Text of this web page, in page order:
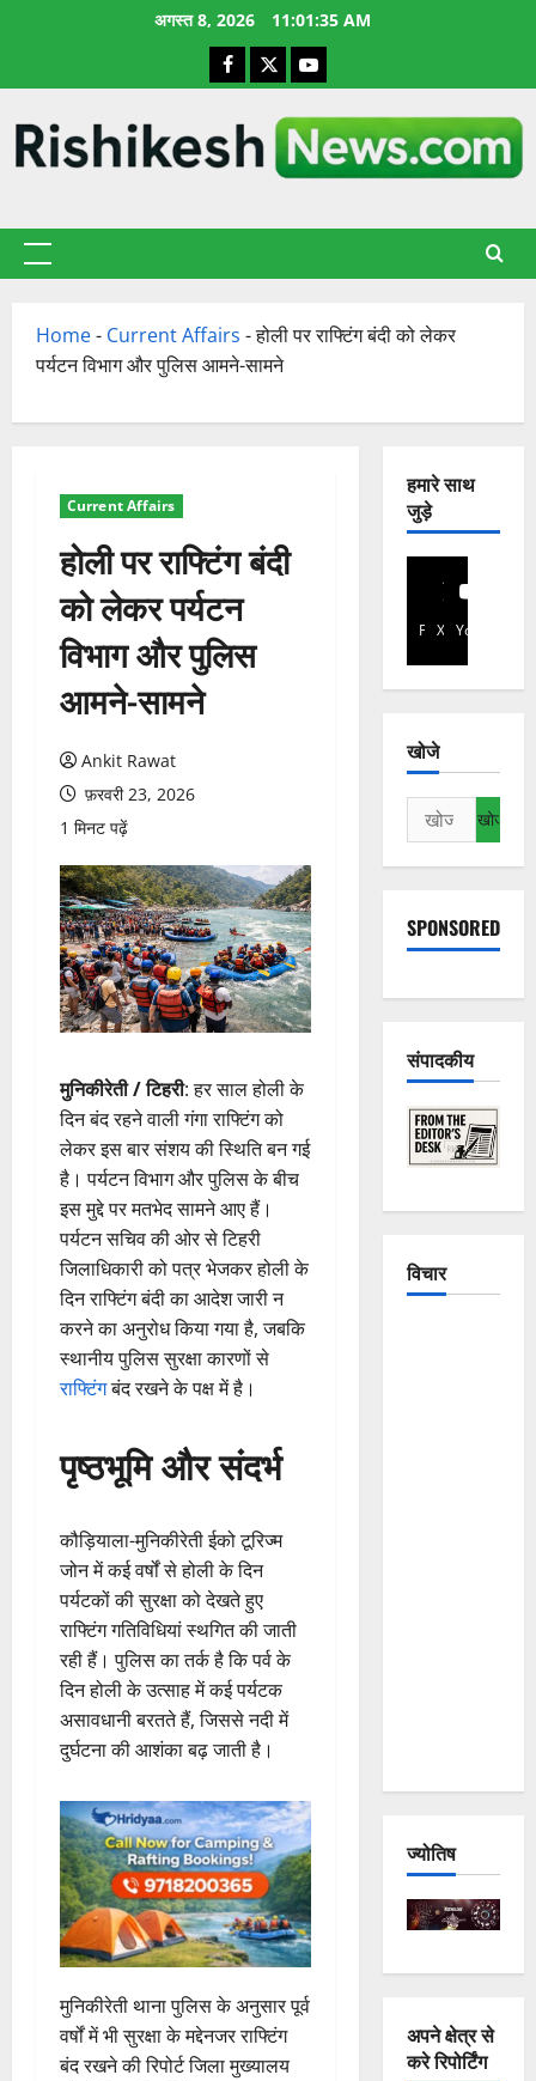
अगस्त 8, 2026 11:01:36 AM
Facebook
X YouTube
प्राथमिक
Home- Current Affairs -होली पर राफ्टिंग बंदी को लेकर
पर्यटन विभाग और पुलिस आमने-सामने
Current Affairs
होली पर राफ्टिंग बंदी
को लेकर पर्यटन
विभाग और पुलिस
आमने-सामने
Ankit Rawat
फ़रवरी 23, 2026
1 मिनट पढ़ें
मुनिकीरेती / टिहरी: हर साल होली के
दिन बंद रहने वाली गंगा राफ्टिंग को
लेकर इस बार संशय की स्थिति बन गई
है। पर्यटन विभाग और पुलिस के बीच
इस मुद्दे पर मतभेद सामने आए हैं।
पर्यटन सचिव की ओर से टिहरी
जिलाधिकारी को पत्र भेजकर होली के
दिन राफ्टिंग बंदी का आदेश जारी न
करने का अनुरोध किया गया है, जबकि
स्थानीय पुलिस सुरक्षा कारणों से
राफ्टिंगबंद रखने के पक्ष में है।
पृष्ठभूमि और संदर्भ
कौड़ियाला-मुनिकीरेती ईको टूरिज्म
जोन में कई वर्षों से होली के दिन
पर्यटकों की सुरक्षा को देखते हुए
राफ्टिंग गतिविधियां स्थगित की जाती
रही हैं। पुलिस का तर्क है कि पर्व के
दिन होली के उत्साह में कई पर्यटक
असावधानी बरतते हैं, जिससे नदी में
दुर्घटना की आशंका बढ़ जाती है।
मुनिकीरेती थाना पुलिस के अनुसार पूर्व
वर्षों में भी सुरक्षा के मद्देनजर राफ्टिंग
बंद रखने की रिपोर्ट जिला मुख्यालय
हमारे साथ
जुड़े
Facebook
X YouTube
खोजे
निम्न
को
खोजें:
SPONSORED
संपादकीय
विचार
ज्योतिष
अपने क्षेत्र से
करे रिपोर्टिंग